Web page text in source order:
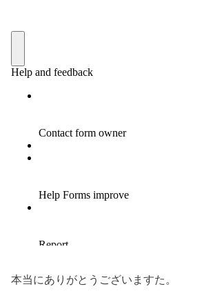
本当にありがとうございますた。